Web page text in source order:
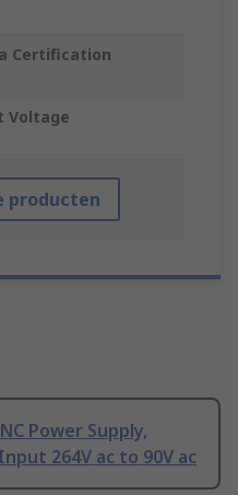
Certification
Voltage
producten
Power Supply,
264V ac to 90V ac